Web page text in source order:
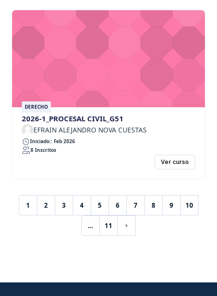
DERECHO
2026-1_PROCESAL CIVIL_G51
EFRAIN ALEJANDRO NOVA CUESTAS
Iniciado:: Feb 2026
8 Inscritos
Ver curso
1
(current)
2 3 4 5 6 7 8 9 10
… 11